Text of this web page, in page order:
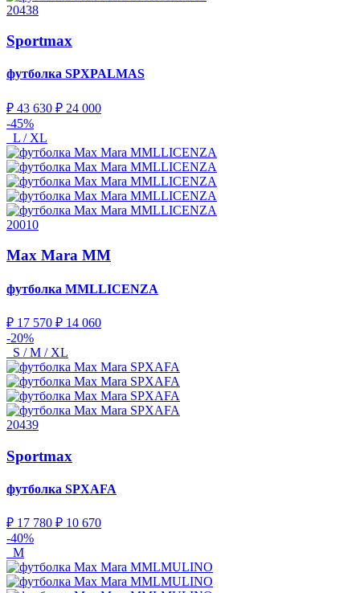
20438
Sportmax
футболка SPXPALMAS
₽ 43 630 ₽ 24 000
-45%
L / XL
20010
Max Mara MM
футболка MMLLICENZA
₽ 17 570 ₽ 14 060
-20%
S / M / XL
20439
Sportmax
футболка SPXAFA
₽ 17 780 ₽ 10 670
-40%
M